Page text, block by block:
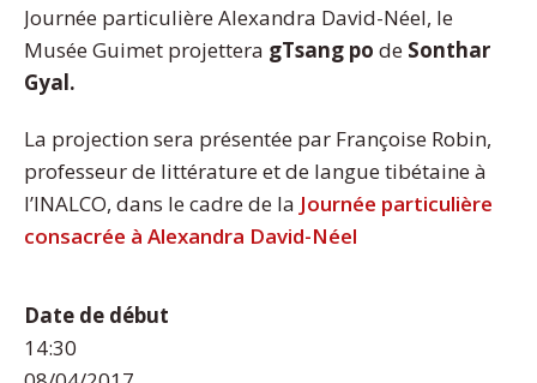
Journée particulière Alexandra David-Néel, le
Musée Guimet projettera gTsang po de Sonthar
Gyal.
La projection sera présentée par Françoise Robin,
professeur de littérature et de langue tibétaine à
l’INALCO, dans le cadre de la Journée particulière
consacrée à Alexandra David-Néel
Date de début
14:30